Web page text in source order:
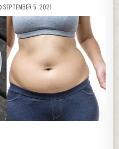
PUBLISHED DATE:
SEPTEMBER 5, 2021